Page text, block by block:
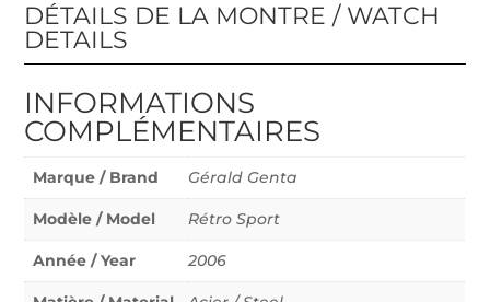
DÉTAILS DE LA MONTRE / WATCH
DETAILS
INFORMATIONS
COMPLÉMENTAIRES
Marque / Brand Gérald Genta
Modèle / Model Rétro Sport
Année / Year 2006